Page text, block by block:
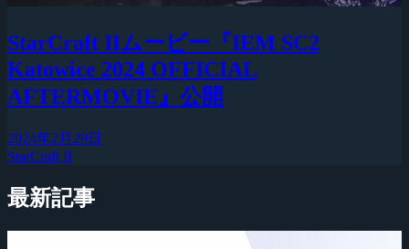
StarCraft IIムービー『IEM SC2
Katowice 2024 OFFICIAL
AFTERMOVIE』公開
2024年2月29日
StarCraft II
最新記事